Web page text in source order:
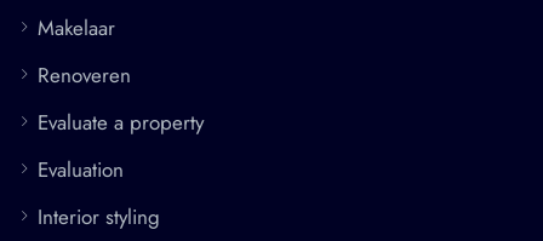
Makelaar
Renoveren
Evaluate a property
Evaluation
Interior styling